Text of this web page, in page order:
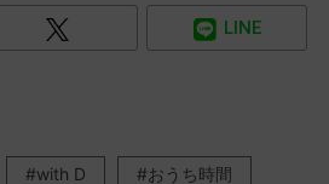
LINE
with D おうち時間